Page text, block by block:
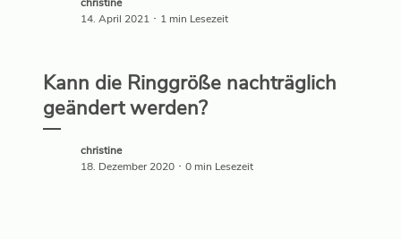
christine
14. April 2021 ･ 1 min Lesezeit
Kann die Ringgröße nachträglich
geändert werden?
christine
18. Dezember 2020 ･ 0 min Lesezeit